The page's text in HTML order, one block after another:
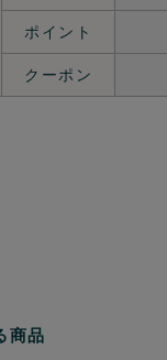
ポイント
クーポン
商品